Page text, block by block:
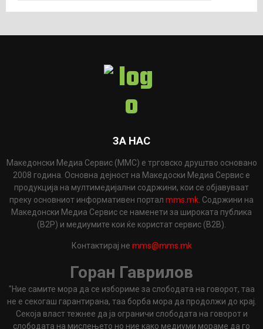
ЗА НАС
Македонски Медиа Сервис (ММС) е трговско друштво основано
2008 година. Основна дејност на Македоски Медиа Сервис е
продукција на мултимедијални содржини, кои се објавуваат
преку основниот информативен портал mms.mk . Содржини на
Македонски Медиа Сервис се наменети за широката публика
(B2P) и медиумите кои ќе користат сервис (B2B).
Контактирај не mms@mms.mk
Горан Гаврилов
"Ние самите мора да се избориме за слободата на говорот, таа
не е секогаш гарантирана, таа борба мора да продолжи до крај.
Секоја власт тежнее да ја ограничи слободата на говорот и
слободата на мислењето но ние како медиуми мораме да го